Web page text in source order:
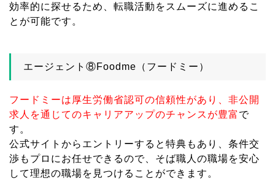
効率的に探せるため、転職活動をスムーズに進めるこ
とが可能です。
エージェント⑧Foodme（フードミー）
フードミーは厚生労働省認可の信頼性があり、非公開
求人を通じてのキャリアアップのチャンスが豊富 で
す。
公式サイトからエントリーすると特典もあり、条件交
渉もプロにお任せできるので、そば職人の職場を安心
して理想の職場を見つけることができます。